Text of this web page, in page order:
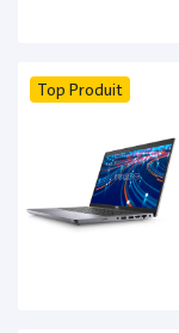
Top Produit